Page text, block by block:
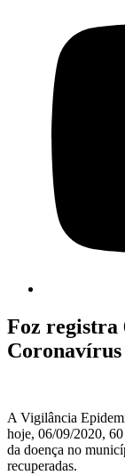
Foz registra
Coronavírus
A Vigilância
hoje, 06/09/2020,
da doença no
recuperadas.